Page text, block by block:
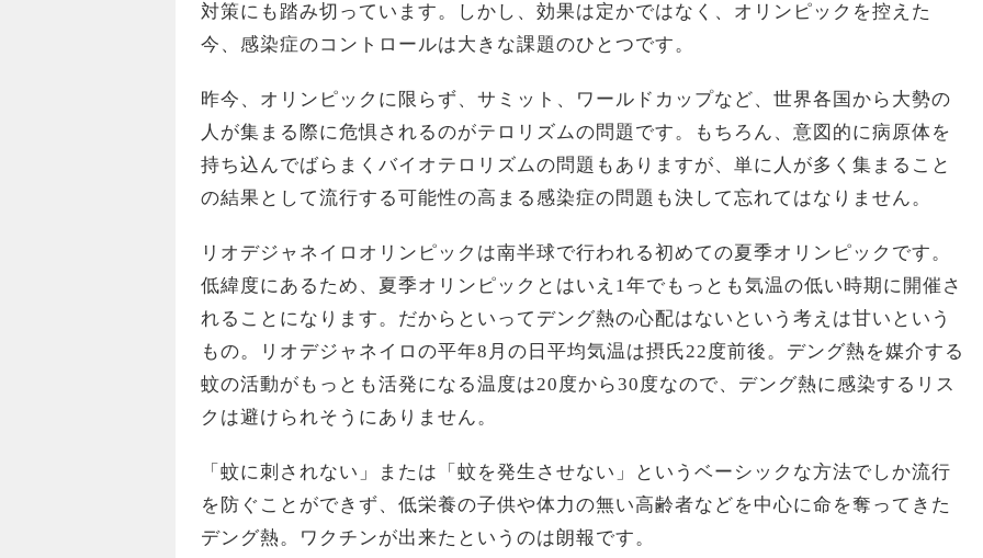
対策にも踏み切っています。しかし、効果は定かではなく、オリンピックを控えた
今、感染症のコントロールは大きな課題のひとつです。
昨今、オリンピックに限らず、サミット、ワールドカップなど、世界各国から大勢の
人が集まる際に危惧されるのがテロリズムの問題です。もちろん、意図的に病原体を
持ち込んでばらまくバイオテロリズムの問題もありますが、単に人が多く集まること
の結果として流行する可能性の高まる感染症の問題も決して忘れてはなりません。
リオデジャネイロオリンピックは南半球で行われる初めての夏季オリンピックです。
低緯度にあるため、夏季オリンピックとはいえ1年でもっとも気温の低い時期に開催さ
れることになります。だからといってデング熱の心配はないという考えは甘いという
もの。リオデジャネイロの平年8月の日平均気温は摂氏22度前後。デング熱を媒介する
蚊の活動がもっとも活発になる温度は20度から30度なので、デング熱に感染するリス
クは避けられそうにありません。
「蚊に刺されない」または「蚊を発生させない」というベーシックな方法でしか流行
を防ぐことができず、低栄養の子供や体力の無い高齢者などを中心に命を奪ってきた
デング熱。ワクチンが出来たというのは朗報です。